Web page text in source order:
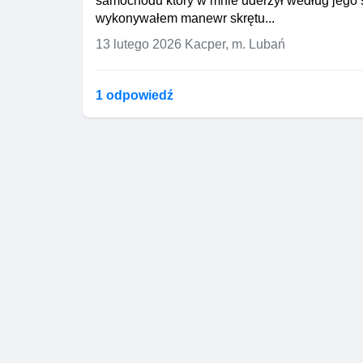
wykonywałem manewr skrętu...
13 lutego 2026 Kacper, m. Lubań
1 odpowiedź